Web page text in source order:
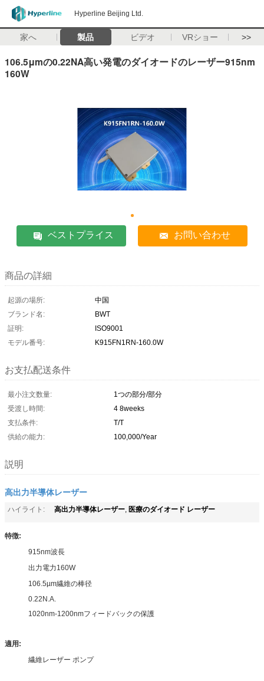
Hyperline Beijing Ltd.
家へ 製品 ビデオ VRショー >>
106.5μmの0.22NA高い発電のダイオードのレーザー915nm
160W
ベストプライス お問い合わせ
商品の詳細
起源の場所:
中国
ブランド名:
BWT
証明:
ISO9001
モデル番号:
K915FN1RN-160.0W
お支払配送条件
最小注文数量:
1つの部分/部分
受渡し時間:
4 8weeks
支払条件:
T/T
供給の能力:
100,000/Year
説明
高出力半導体レーザー
ハイライト: 高出力半導体レーザー, 医療のダイオード レーザー
特徴:
915nm波長
出力電力160W
106.5µm繊維の棒径
0.22N.A.
1020nm-1200nmフィードバックの保護
適用:
繊維レーザー ポンプ